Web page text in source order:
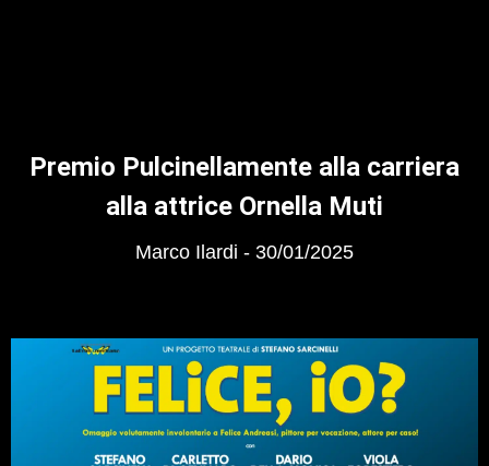
Premio Pulcinellamente alla carriera
alla attrice Ornella Muti
Marco Ilardi 30/01/2025